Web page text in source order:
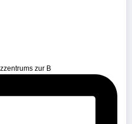
zur B